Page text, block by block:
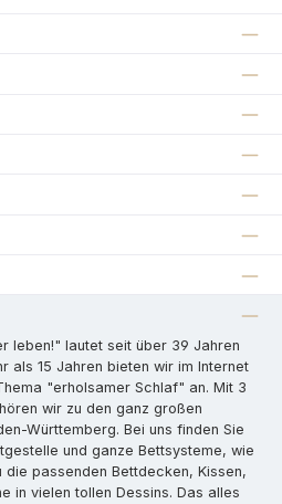
leben!" lautet seit über 39 Jahren
als 15 Jahren bieten wir im Internet
"erholsamer Schlaf" an. Mit 3
wir zu den ganz großen
Württemberg. Bei uns finden Sie
und ganze Bettsysteme, wie
die passenden Bettdecken, Kissen,
in vielen tollen Dessins. Das alles